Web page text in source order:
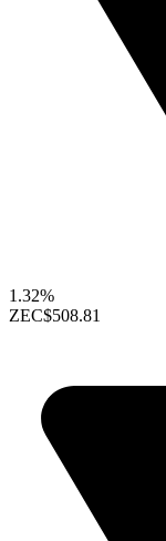
1.32%
ZEC$508.81